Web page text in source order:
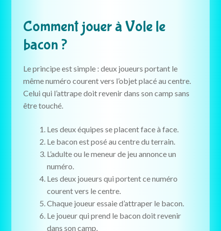
Comment jouer à Vole le
bacon ?
Le principe est simple : deux joueurs portant le
même numéro courent vers l’objet placé au centre.
Celui qui l’attrape doit revenir dans son camp sans
être touché.
Les deux équipes se placent face à face.
Le bacon est posé au centre du terrain.
L’adulte ou le meneur de jeu annonce un
numéro.
Les deux joueurs qui portent ce numéro
courent vers le centre.
Chaque joueur essaie d’attraper le bacon.
Le joueur qui prend le bacon doit revenir
dans son camp.